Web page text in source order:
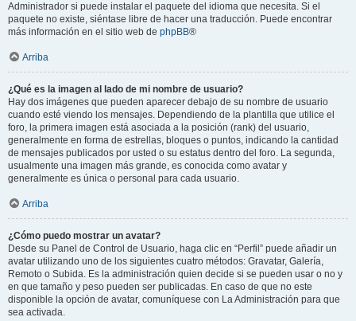
Administrador si puede instalar el paquete del idioma que necesita. Si el
paquete no existe, siéntase libre de hacer una traducción. Puede encontrar
más información en el sitio web de phpBB®
Arriba
¿Qué es la imagen al lado de mi nombre de usuario?
Hay dos imágenes que pueden aparecer debajo de su nombre de usuario
cuando esté viendo los mensajes. Dependiendo de la plantilla que utilice el
foro, la primera imagen está asociada a la posición (rank) del usuario,
generalmente en forma de estrellas, bloques o puntos, indicando la cantidad
de mensajes publicados por usted o su estatus dentro del foro. La segunda,
usualmente una imagen más grande, es conocida como avatar y
generalmente es única o personal para cada usuario.
Arriba
¿Cómo puedo mostrar un avatar?
Desde su Panel de Control de Usuario, haga clic en “Perfil” puede añadir un
avatar utilizando uno de los siguientes cuatro métodos: Gravatar, Galería,
Remoto o Subida. Es la administración quien decide si se pueden usar o no y
en que tamaño y peso pueden ser publicadas. En caso de que no este
disponible la opción de avatar, comuníquese con La Administración para que
sea activada.